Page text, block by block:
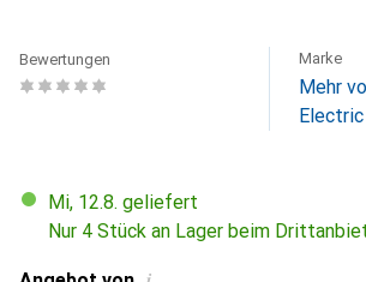
Bewertungen Marke
Mehr
Electric
Mi, 12.8. geliefert
Nur 4 Stück an Lager beim